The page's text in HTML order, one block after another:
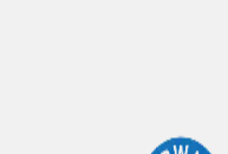
Accueil